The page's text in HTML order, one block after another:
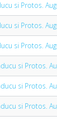
si Protos.
si Protos.
si Protos.
si Protos.
si Protos.
si Protos.